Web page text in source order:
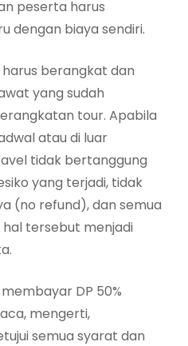
peserta harus
dengan biaya sendiri.
berangkat dan
yang sudah
tour. Apabila
atau di luar
tidak bertanggung
yang terjadi, tidak
(no refund), dan semua
tersebut menjadi
DP 50%
mengerti,
semua syarat dan